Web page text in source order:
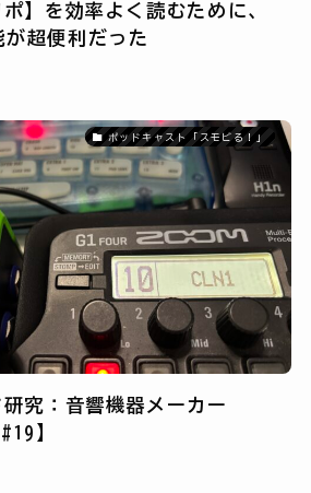
】を効率よく読むために、
超便利だった
ポッドキャスト「スモビる！」
究：音響機器メーカー
】